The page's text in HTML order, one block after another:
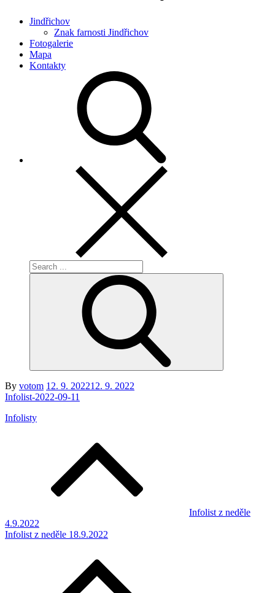
Jindřichov
Znak farnosti Jindřichov
Fotogalerie
Mapa
Kontakty
Search
for:
By votomPosted
on
12. 9. 202212. 9. 2022
Infolist-2022-09-11
Infolisty
Infolist z neděle
4.9.2022
Infolist z neděle 18.9.2022